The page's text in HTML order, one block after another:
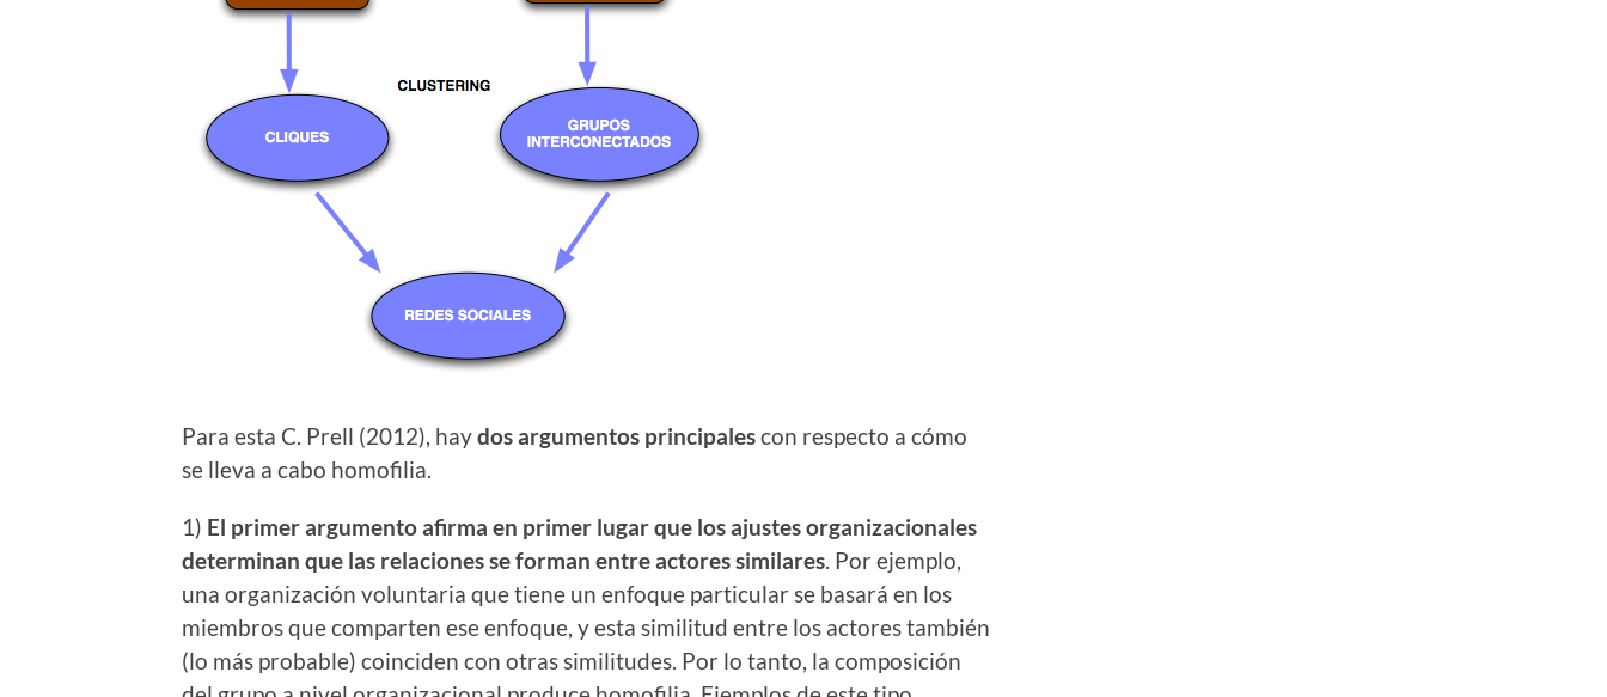
Para esta C. Prell (2012), haydos argumentos principalescon respecto a cómo
se lleva a cabo homofilia.
1) El primer argumento afirma en primer lugar que los ajustes organizacionales
determinan que las relaciones se forman entre actores similares. Por ejemplo,
una organización voluntaria que tiene un enfoque particular se basará en los
miembros que comparten ese enfoque, y esta similitud entre los actores también
(lo más probable) coinciden con otras similitudes. Por lo tanto, la composición